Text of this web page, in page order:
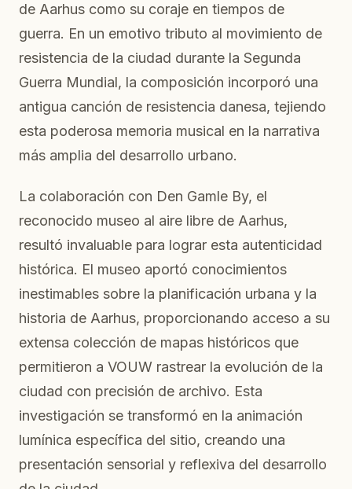
de Aarhus como su coraje en tiempos de
guerra. En un emotivo tributo al movimiento de
resistencia de la ciudad durante la Segunda
Guerra Mundial, la composición incorporó una
antigua canción de resistencia danesa, tejiendo
esta poderosa memoria musical en la narrativa
más amplia del desarrollo urbano.
La colaboración con Den Gamle By, el
reconocido museo al aire libre de Aarhus,
resultó invaluable para lograr esta autenticidad
histórica. El museo aportó conocimientos
inestimables sobre la planificación urbana y la
historia de Aarhus, proporcionando acceso a su
extensa colección de mapas históricos que
permitieron a VOUW rastrear la evolución de la
ciudad con precisión de archivo. Esta
investigación se transformó en la animación
lumínica específica del sitio, creando una
presentación sensorial y reflexiva del desarrollo